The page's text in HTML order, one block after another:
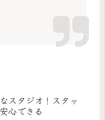
スタジオ！スタッ
心できる